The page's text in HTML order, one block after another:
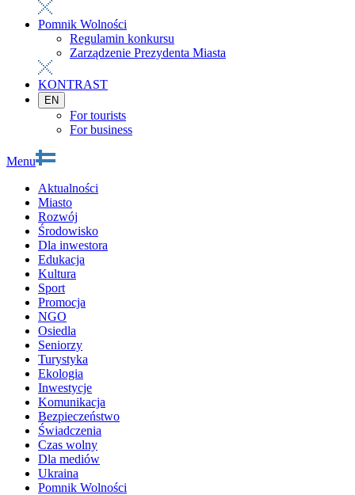
Pomnik Wolności
Regulamin konkursu
Zarządzenie Prezydenta Miasta
KONTRAST
EN
For tourists
For business
Menu
Aktualności
Miasto
Rozwój
Środowisko
Dla inwestora
Edukacja
Kultura
Sport
Promocja
NGO
Osiedla
Seniorzy
Turystyka
Ekologia
Inwestycje
Komunikacja
Bezpieczeństwo
Świadczenia
Czas wolny
Dla mediów
Ukraina
Pomnik Wolności